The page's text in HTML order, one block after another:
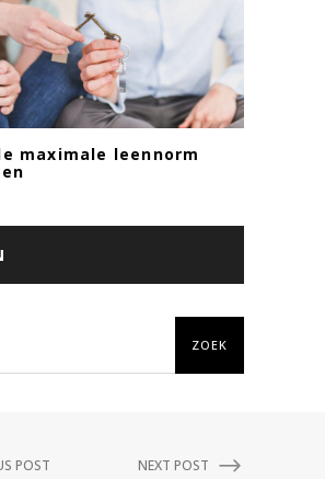
maximale leennorm
ZOEK
POST NEXT POST